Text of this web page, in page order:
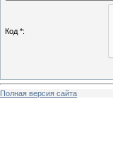
Код *:
Полная версия сайта